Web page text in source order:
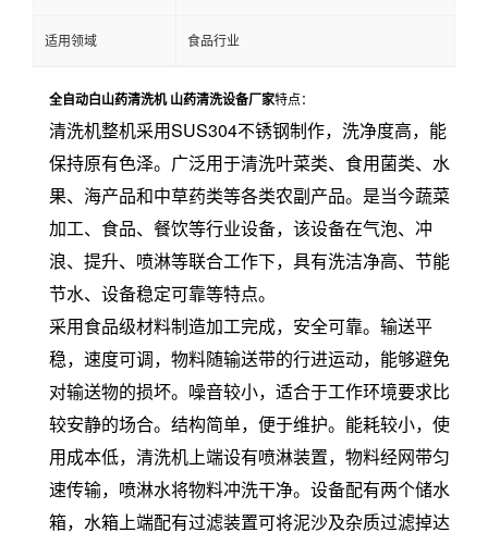
适用领域 食品行业
全自动白山药清洗机 山药清洗设备厂家特点：
清洗机整机采用SUS304不锈钢制作，洗净度高，能
保持原有色泽。广泛用于清洗叶菜类、食用菌类、水
果、海产品和中草药类等各类农副产品。是当今蔬菜
加工、食品、餐饮等行业设备，该设备在气泡、冲
浪、提升、喷淋等联合工作下，具有洗洁净高、节能
节水、设备稳定可靠等特点。
采用食品级材料制造加工完成，安全可靠。输送平
稳，速度可调，物料随输送带的行进运动，能够避免
对输送物的损坏。噪音较小，适合于工作环境要求比
较安静的场合。结构简单，便于维护。能耗较小，使
用成本低，清洗机上端设有喷淋装置，物料经网带匀
速传输，喷淋水将物料冲洗干净。设备配有两个储水
箱，水箱上端配有过滤装置可将泥沙及杂质过滤掉达